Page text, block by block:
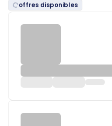
offres disponibles